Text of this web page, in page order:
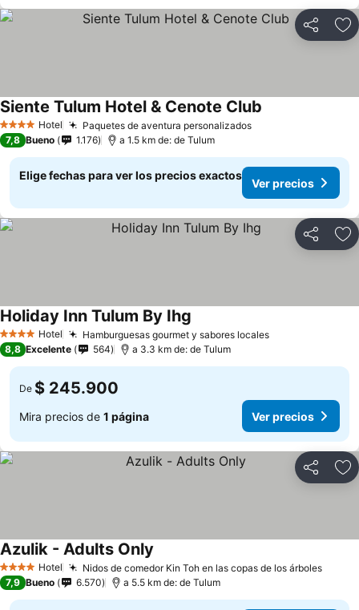
Compartir
4 EstrellasHotel Paquetes de aventura personalizados
Siente Tulum Hotel & Cenote Club
7,8 Bueno 1.176 a 1.5 km de: de Tulum
Elige fechas para ver los precios exactos
Ver precios
Compartir
4 EstrellasHotel Hamburguesas gourmet y sabores locales
Holiday Inn Tulum By Ihg
8,8 Excelente 564 a 3.3 km de: de Tulum
De $ 245.900
Mira precios de 1 página Ver precios
Compartir
4 EstrellasHotel Nidos de comedor Kin Toh en las copas de los árboles
Azulik - Adults Only
7,9 Bueno 6.570 a 5.5 km de: de Tulum